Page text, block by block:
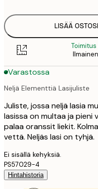
LISÄÄ
Varastossa
Neljä Elementtiä Lasijuliste
Juliste, jossa neljä lasia
lasissa on multaa ja pieni
palaa oranssit liekit.
vettä. Neljäs lasi on tyhjä.
Ei sisällä kehyksiä.
PS57029-4
Hintahistoria